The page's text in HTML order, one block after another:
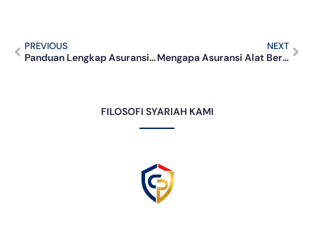
PREVIOUS
Panduan Lengkap Asuransi Umroh: Manfaat, Cakupan, dan Cara Memilih
NEXT
Mengapa Asuransi Alat Berat Menjadi Fondasi Ketahanan Bisnis?
FILOSOFI SYARIAH KAMI